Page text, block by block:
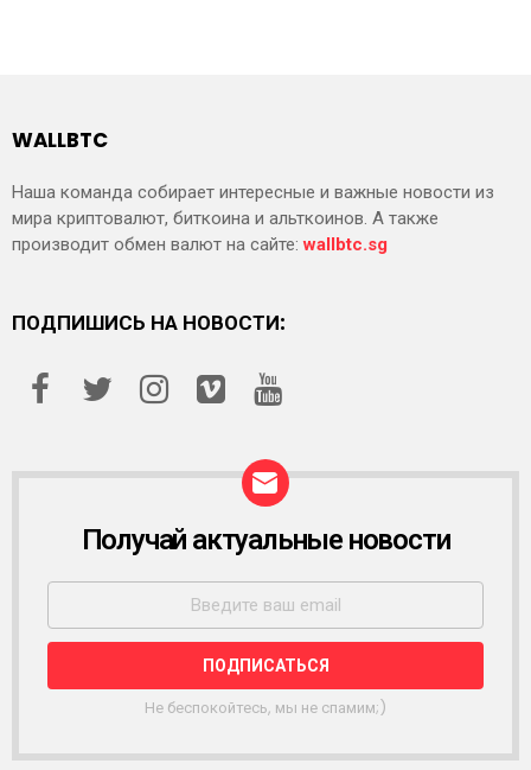
WALLBTC
Наша команда собирает интересные и важные новости из
мира криптовалют, биткоина и альткоинов. А также
производит обмен валют на сайте:wallbtc.sg
ПОДПИШИСЬ НА НОВОСТИ:
С
Ы
Л
К
Получай актуальные новости
Не беспокойтесь, мы не спамим;)